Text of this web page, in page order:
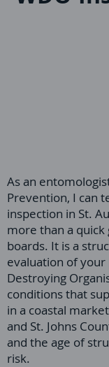
As an
Prevention, I can
inspection in St.
more than a quick
boards. It is a
evaluation of
Destroying
conditions that
in a coastal
and St. Johns
and the age of
risk.